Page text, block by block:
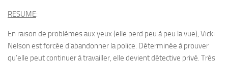
RESUME:
En raison de problèmes aux yeux (elle perd peu à peu la vue), Vicki
Nelson est forcée d’abandonner la police. Déterminée à prouver
qu’elle peut continuer à travailler, elle devient détective privé. Très